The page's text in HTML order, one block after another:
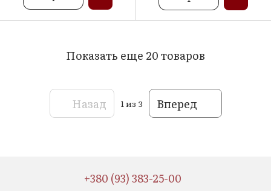
Показать еще 20 товаров
Назад 1из 3 Вперед
+380 (93) 383-25-00